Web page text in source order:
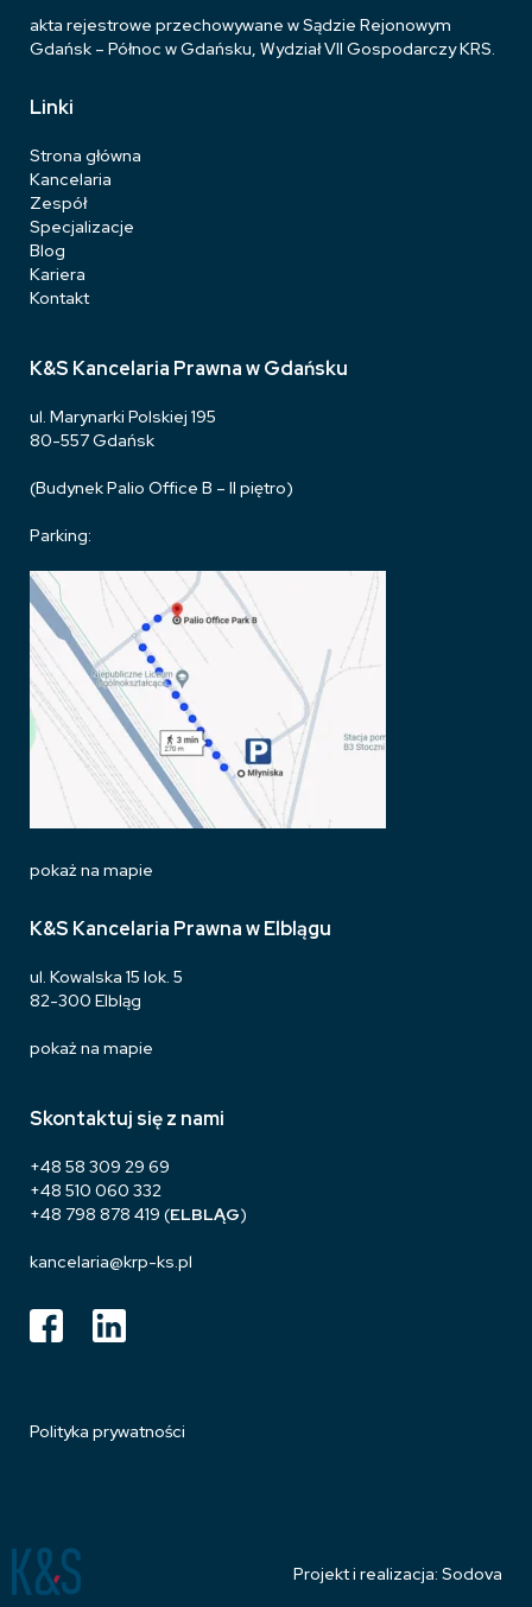
akta rejestrowe przechowywane w Sądzie Rejonowym
Gdańsk – Północ w Gdańsku, Wydział VII Gospodarczy KRS.
Linki
Strona główna
Kancelaria
Zespół
Specjalizacje
Blog
Kariera
Kontakt
K&S Kancelaria Prawna w Gdańsku
ul. Marynarki Polskiej 195
80-557 Gdańsk
(Budynek Palio Office B – II piętro)
Parking:
pokaż na mapie
K&S Kancelaria Prawna w Elblągu
ul. Kowalska 15 lok. 5
82-300 Elbląg
pokaż na mapie
Skontaktuj się z nami
+48 58 309 29 69
+48 510 060 332
+48 798 878 419 (ELBLĄG)
kancelaria@krp-ks.pl
Polityka prywatności
Projekt i realizacja: Sodova